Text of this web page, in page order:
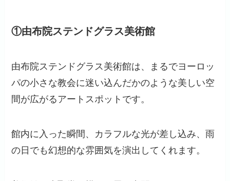
①由布院ステンドグラス美術館
由布院ステンドグラス美術館は、まるでヨーロッ
パの小さな教会に迷い込んだかのような美しい空
間が広がるアートスポットです。
館内に入った瞬間、カラフルな光が差し込み、雨
の日でも幻想的な雰囲気を演出してくれます。